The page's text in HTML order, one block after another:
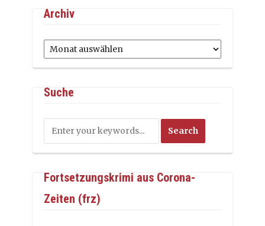
Archiv
Archiv
Suche
Fortsetzungskrimi aus Corona-
Zeiten (frz)